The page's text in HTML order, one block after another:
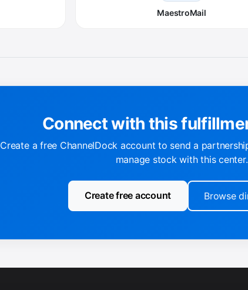
MaestroMail
Connect with this
Create a free ChannelDock account to send a
manage stock with this center.
Create free account Browse